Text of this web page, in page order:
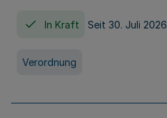
In Kraft Seit 30. Juli 2026
Verordnung